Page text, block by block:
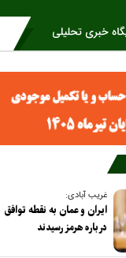
غریب آبادی:
ایران و عمان به نقطه توافق
درباره هرمز رسیدند